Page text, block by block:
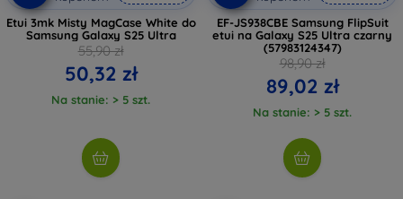
Etui 3mk Misty MagCase White do
Samsung Galaxy S25 Ultra
55,90 zł
50,32 zł
Na stanie: > 5 szt.
EF-JS938CBE Samsung FlipSuit
etui na Galaxy S25 Ultra czarny
(57983124347)
98,90 zł
89,02 zł
Na stanie: > 5 szt.